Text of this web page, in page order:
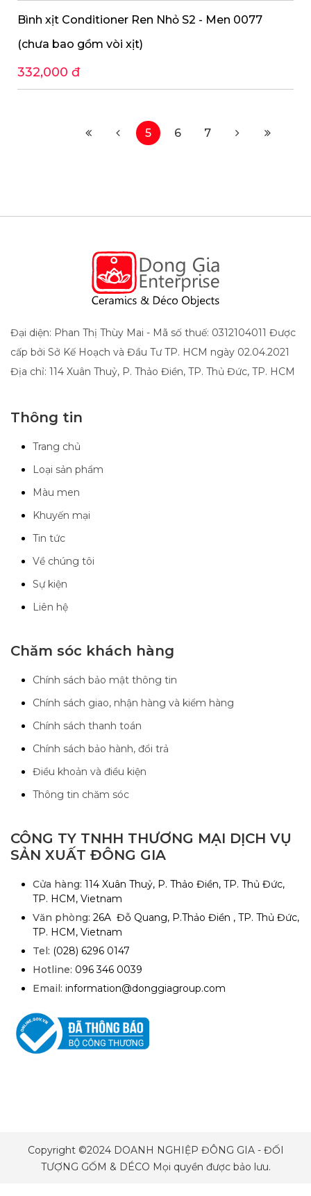
Bình xịt Conditioner Ren Nhỏ S2 - Men 0077
(chưa bao gồm vòi xịt)
332,000 đ
5 6 7
Đại diện: Phan Thị Thùy Mai - Mã số thuế: 0312104011 Được
cấp bởi Sở Kế Hoạch và Đầu Tư TP. HCM ngày 02.04.2021
Địa chỉ: 114 Xuân Thuỷ, P. Thảo Điền, TP. Thủ Đức, TP. HCM
Thông tin
Trang chủ
Loại sản phẩm
Màu men
Khuyến mại
Tin tức
Về chúng tôi
Sự kiện
Liên hệ
Chăm sóc khách hàng
Chính sách bảo mật thông tin
Chính sách giao, nhận hàng và kiểm hàng
Chính sách thanh toán
Chính sách bảo hành, đổi trả
Điều khoản và điều kiện
Thông tin chăm sóc
CÔNG TY TNHH THƯƠNG MẠI DỊCH VỤ
SẢN XUẤT ĐÔNG GIA
Cửa hàng: 114 Xuân Thuỷ, P. Thảo Điền, TP. Thủ Đức,
TP. HCM, Vietnam
Văn phòng: 26A Đỗ Quang, P.Thảo Điền , TP. Thủ Đức,
TP. HCM, Vietnam
Tel: (028) 6296 0147
Hotline: 096 346 0039
Email: information@donggiagroup.com
Copyright ©2024 DOANH NGHIỆP ĐÔNG GIA - ĐỐI
TƯỢNG GỐM & DÉCO Mọi quyền được bảo lưu.